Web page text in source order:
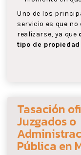
Uno de los
servicio es que
realizarse, ya que
tipo de propiedad
Tasación
Juzgados o
Pública en